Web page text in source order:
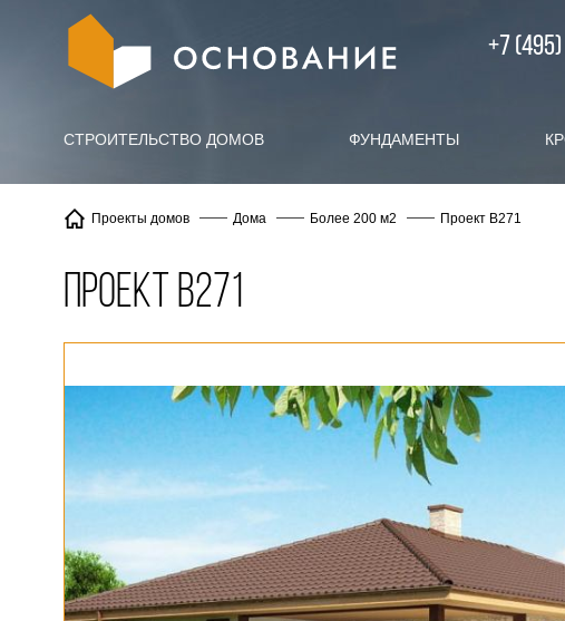
+7
СТРОИТЕЛЬСТВО ДОМОВ ФУНДАМЕНТЫ
Проекты домов Дома Более 200 м2 Проект В271
Проект В271